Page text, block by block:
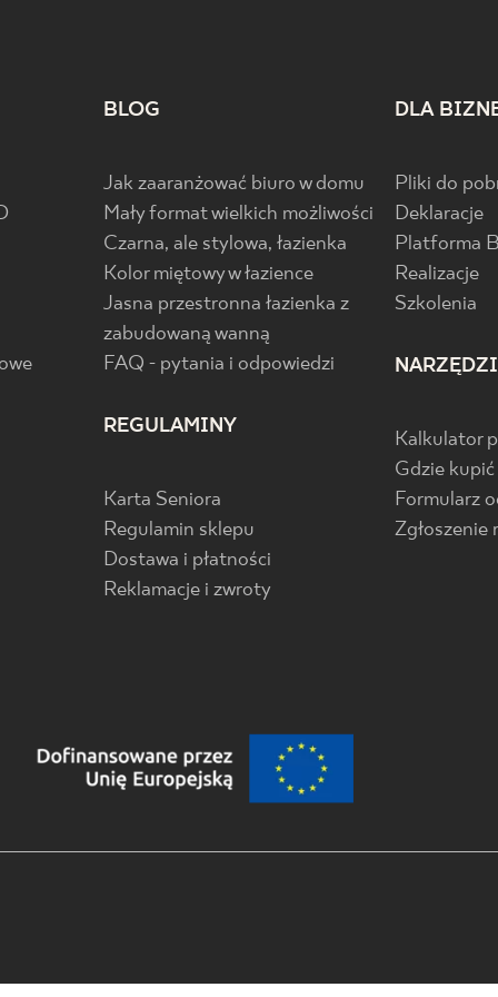
BLOG
Jak zaaranżować biuro w domu
Mały format wielkich możliwości
Czarna, ale stylowa, łazienka
Kolor miętowy w łazience
Jasna przestronna łazienka z
zabudowaną wanną
FAQ - pytania i odpowiedzi
REGULAMINY
Karta Seniora
Regulamin sklepu
Dostawa i płatności
Reklamacje i zwroty
DLA
Pliki do
Deklaracje
Platforma
Realizacje
Szkolenia
Kalkulator
Gdzie kupić
Formularz
Zgłoszenie